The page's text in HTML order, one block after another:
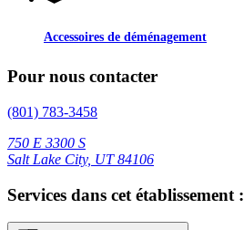
Accessoires de déménagement
Pour nous contacter
(801) 783-3458
750 E 3300 S
Salt Lake City, UT 84106
Services dans cet établissement :